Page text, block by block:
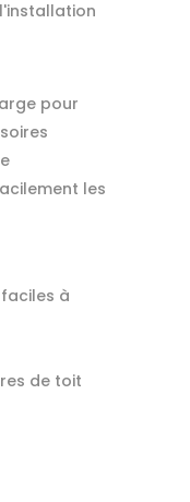
pour
les
à
de toit